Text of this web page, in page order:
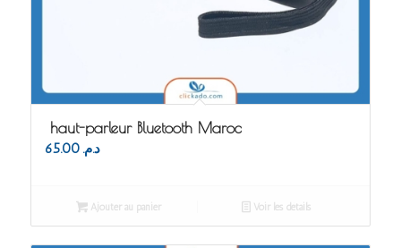
haut-parleur Bluetooth Maroc
د.م. 65.00
Ajouter au panier Voir les détails